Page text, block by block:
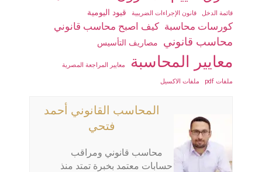
قائمة الدخل قانون الإجراءات الضريبية قيود اليومية
كورسات محاسبة كيف اصبح محاسب قانوني
محاسب قانوني مصاريف التأسيس
معايير المحاسبة معايير المراجعة المصرية
ملفات pdf ملفات الاكسيل
المحاسب القانوني أحمد
فتحي
محاسب قانوني ومراقب
حسابات معتمد بخبرة تمتد منذ